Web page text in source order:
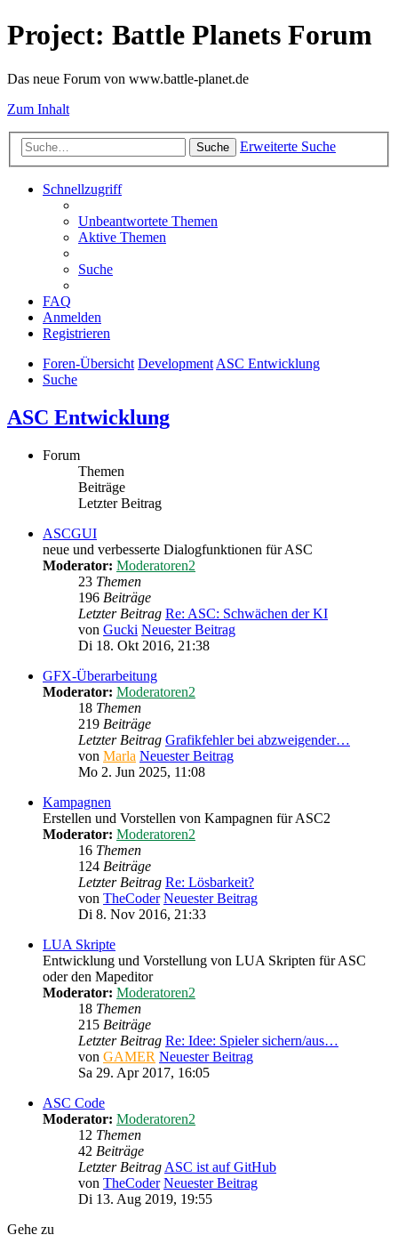
Project: Battle Planets Forum
Das neue Forum von www.battle-planet.de
Zum Inhalt
Suche Erweiterte Suche
Schnellzugriff
Unbeantwortete Themen
Aktive Themen
Suche
FAQ
Anmelden
Registrieren
Foren-Übersicht DevelopmentASC Entwicklung
Suche
ASC Entwicklung
Forum
Themen
Beiträge
Letzter Beitrag
ASCGUI
neue und verbesserte Dialogfunktionen für ASC
Moderator: Moderatoren2
23 Themen
196 Beiträge
Letzter Beitrag Re: ASC: Schwächen der KI
von Gucki Neuester Beitrag
Di 18. Okt 2016, 21:38
GFX-Überarbeitung
Moderator: Moderatoren2
18 Themen
219 Beiträge
Letzter Beitrag Grafikfehler bei abzweigender…
von Marla Neuester Beitrag
Mo 2. Jun 2025, 11:08
Kampagnen
Erstellen und Vorstellen von Kampagnen für ASC2
Moderator: Moderatoren2
16 Themen
124 Beiträge
Letzter Beitrag Re: Lösbarkeit?
von TheCoder Neuester Beitrag
Di 8. Nov 2016, 21:33
LUA Skripte
Entwicklung und Vorstellung von LUA Skripten für ASC
oder den Mapeditor
Moderator: Moderatoren2
18 Themen
215 Beiträge
Letzter Beitrag Re: Idee: Spieler sichern/aus…
von GAMER Neuester Beitrag
Sa 29. Apr 2017, 16:05
ASC Code
Moderator: Moderatoren2
12 Themen
42 Beiträge
Letzter Beitrag ASC ist auf GitHub
von TheCoder Neuester Beitrag
Di 13. Aug 2019, 19:55
Gehe zu